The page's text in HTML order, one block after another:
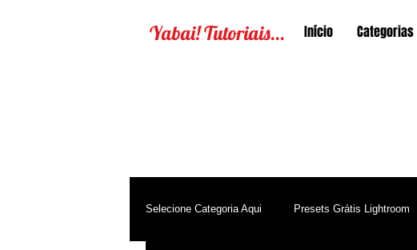
Yabai! Tutoriais... Início Categorias
Selecione Categoria Aqui Presets Grátis Lightroom